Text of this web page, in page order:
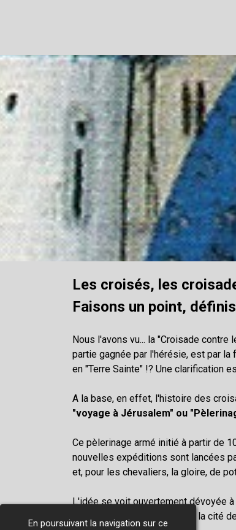
En poursuivant la navigation sur ce
Les croisés, les
Faisons un point,
Nous l'avons vu... la "Croisade
partie gagnée par l'hérésie, est par
en "Terre Sainte" !? Une clarification
A la base, en effet, l'histoire des
"voyage à Jérusalem" ou
Ce pèlerinage armé initié à partir de
nouvelles expéditions sont lancées
et, pour les chevaliers, la gloire, de
L'idée se voit ouvertement dévoyée
Romain d'Orient), au profit de la cité